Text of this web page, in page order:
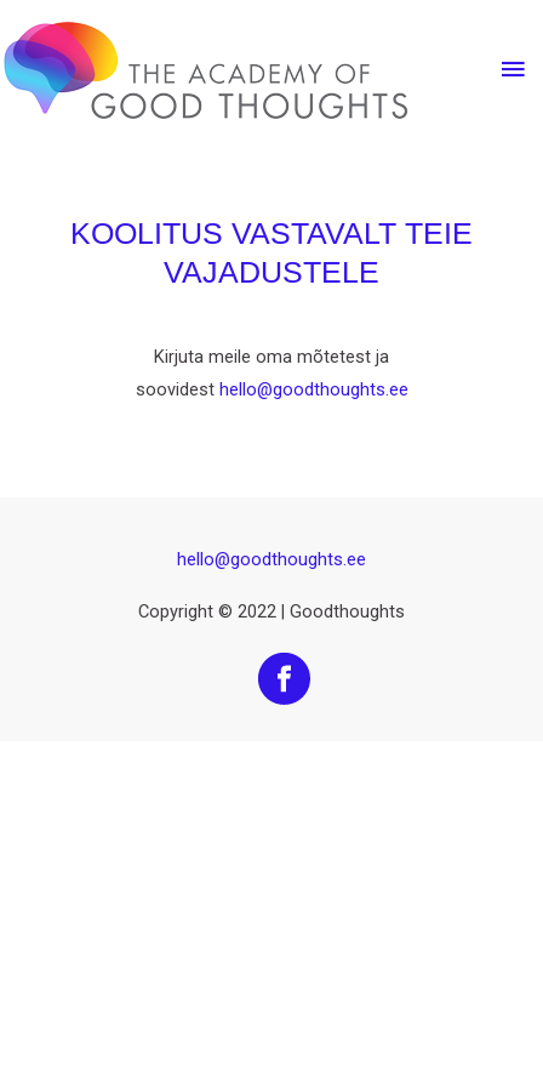
KOOLITUS VASTAVALT TEIE
VAJADUSTELE
Kirjuta meile oma mõtetest ja
soovidest hello@goodthoughts.ee
hello@goodthoughts.ee
Copyright © 2022 | Goodthoughts